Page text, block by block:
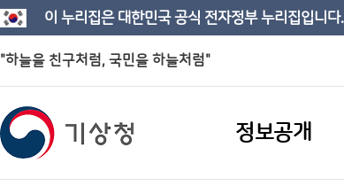
이 누리집은 대한민국 공식 전자정부 누리집입니다.
"하늘을 친구처럼, 국민을 하늘처럼"
정보공개